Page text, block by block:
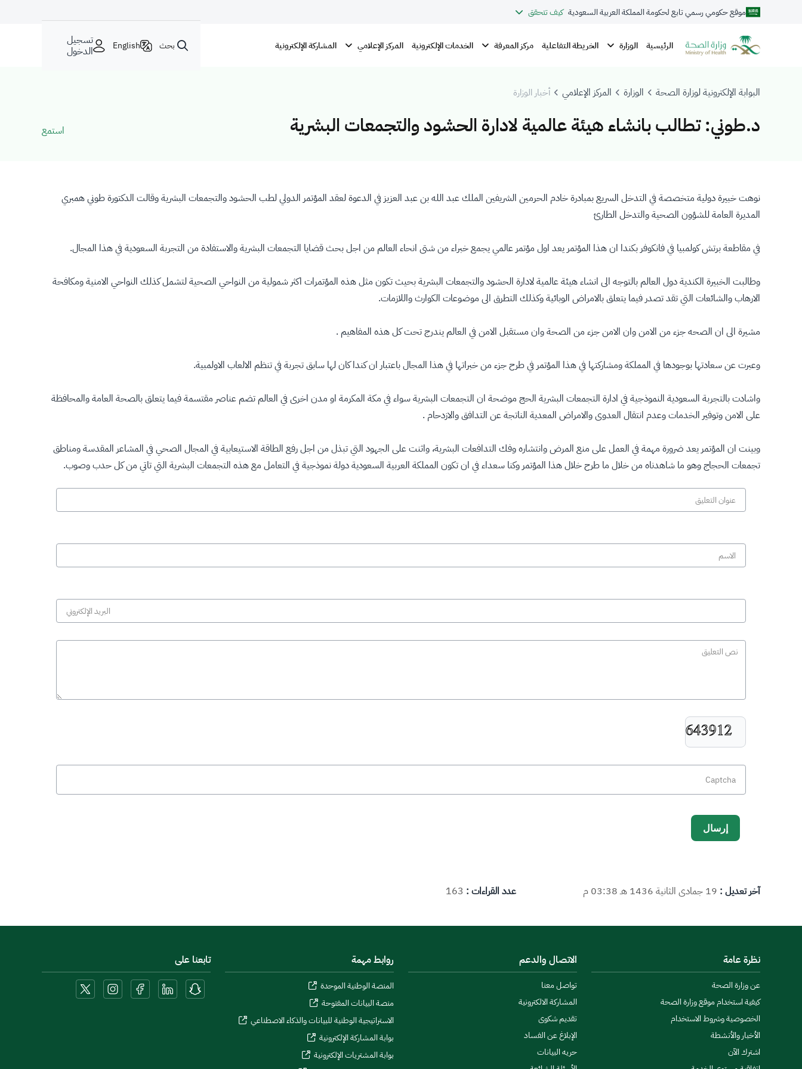
موقع حكومي رسمي تابع لحكومة المملكة العربية السعودية كيف تتحقق
الرئيسية الوزارة الخريطة التفاعلية مركز المعرفة الخدمات الإلكترونية المركز الإعلامي المشاركة الإلكترونية بحث English تسجيل
الدخول
البوابة الإلكترونية لوزارة الصحة الوزارة المركز الإعلامي أخبار الوزارة
د.طوني: تطالب بانشاء هيئة عالمية لادارة الحشود والتجمعات البشرية استمع
نوهت خبيرة دولية متخصصة في التدخل السريع بمبادرة خادم الحرمين الشريفين الملك عبد الله بن عبد العزيز في الدعوة لعقد المؤتمر الدولي لطب الحشود والتجمعات البشرية وقالت الدكتورة طوني همبري
المديرة العامة للشؤون الصحية والتدخل الطارئ
في مقاطعة برتش كولمبيا في فانكوفر بكندا ان هذا المؤتمر يعد اول مؤتمر عالمي يجمع خبراء من شتى انحاء العالم من اجل بحث قضايا التجمعات البشرية والاستفادة من التجربة السعودية في هذا المجال.
وطالبت الخبيرة الكندية دول العالم بالتوجه الى انشاء هيئة عالمية لادارة الحشود والتجمعات البشرية بحيث تكون مثل هذه المؤتمرات اكثر شمولية من النواحي الصحية لتشمل كذلك النواحي الامنية ومكافحة
الارهاب والشائعات التي تقد تصدر فيما يتعلق بالامراض الوبائية وكذلك التطرق الى موضوعات الكوارث واللازمات.
مشيرة الى ان الصحه جزء من الامن وان الامن جزء من الصحة وان مستقبل الامن في العالم يندرج تحت كل هذه المفاهيم .
وعبرت عن سعادتها بوجودها في المملكة ومشاركتها في هذا المؤتمر في طرح جزء من خبراتها في هذا المجال باعتبار ان كندا كان لها سابق تجربة في تنظم الالعاب الاولمبية.
واشادت بالتجربة السعودية النموذجية في ادارة التجمعات البشرية الحج موضحة ان التجمعات البشرية سواء في مكة المكرمة او مدن اخرى في العالم تضم عناصر مقتسمة فيما يتعلق بالصحة العامة والمحافظة
على الامن وتوفير الخدمات وعدم انتقال العدوى والامراض المعدية الناتجة عن التدافق والازدحام .
وبينت ان المؤتمر يعد ضرورة مهمة في العمل على منع المرض وانتشاره وفك التدافعات البشرية، واثنت على الجهود التي تبذل من اجل رفع الطاقة الاستيعابية في المجال الصحي في المشاعر المقدسة ومناطق
تجمعات الحجاج وهو ما شاهدناه من خلال ما طرح خلال هذا المؤتمر وكنا سعداء في ان تكون المملكة العربية السعودية دولة نموذجية في التعامل مع هذه التجمعات البشرية التي تاتي من كل حدب وصوب.
آخر تعديل : 19 جمادى الثانية 1436 هـ 03:38 م عدد القراءات : 163
نظرة عامة
عن وزارة الصحة
كيفية استخدام موقع وزارة الصحة
الخصوصية وشروط الاستخدام
الأخبار والأنشطة
اشترك الآن
الاتصال والدعم
تواصل معنا
المشاركة الالكترونية
تقديم شكوى
الإبلاغ عن الفساد
حريه البيانات
روابط مهمة
المنصة الوطنية الموحدة
منصة البيانات المفتوحة
الاستراتيجية الوطنية للبيانات والذكاء الاصطناعي
بوابة المشاركة الإلكترونية
بوابة المشتريات الإلكترونية
تابعنا على